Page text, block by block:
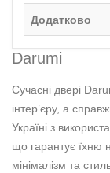
Додатково
Darumi
Сучасні двері
інтер’єру, а
Україні з
що гарантує їхню
мінімалізм та